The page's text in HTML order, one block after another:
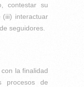
contestar su
(iii) interactuar
seguidores.
la finalidad
procesos de